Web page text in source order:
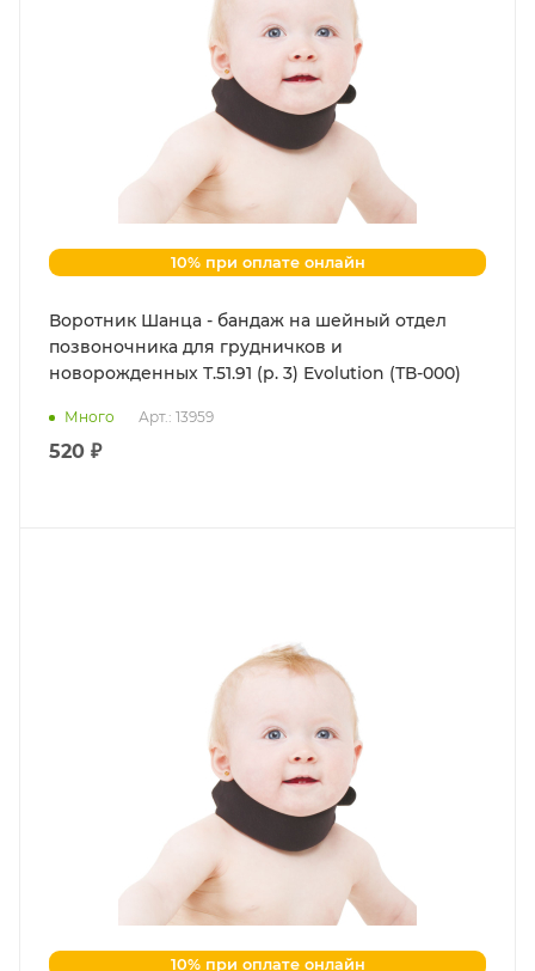
10% при оплате онлайн
Воротник Шанца - бандаж на шейный отдел
позвоночника для грудничков и
новорожденных Т.51.91 (р. 3) Evolution (ТВ-000)
Много Арт.: 13959
520 ₽
10% при оплате онлайн